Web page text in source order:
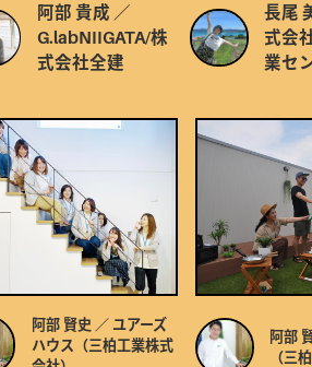
長尾 美和 ／ 株
式会社住宅産
業センター
阿部 賢史 ／ ユアーズハウス
（三柏工業株式会社）